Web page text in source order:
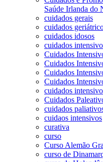
Saúde Irlanda do
cuidados gerais
cuidados
cuidados idosos
cuidados
Cuidados
Cuidados
Cuidados
Cuidados
cuidados
Cuidados
cuidados
cuidaos intensivos
curativa
curso
Curso Alemão
curso de